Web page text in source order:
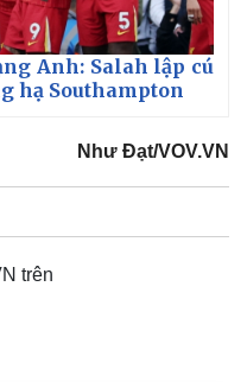
Anh: Salah lập cú
hạ Southampton
Như Đạt/VOV.VN
trên